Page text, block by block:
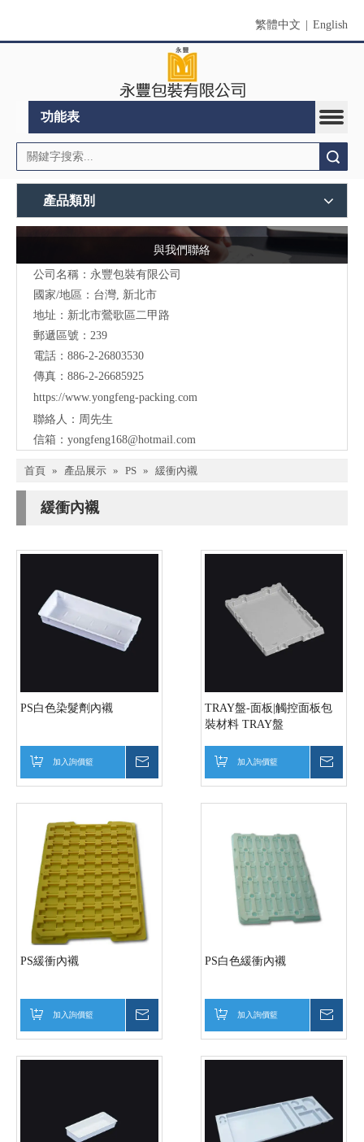
繁體中文 English
功能表
產品類別
與我們聯絡
公司名稱：永豐包裝有限公司
國家/地區：台灣, 新北市
地址：新北市鶯歌區二甲路
郵遞區號：239
電話：886-2-26803530
傳真：886-2-26685925
https://www.yongfeng-packing. com
聯絡人：周先生
信箱： yongfeng168@hotmail.com
首頁 » 產品展示 » PS » 緩衝內襯
緩衝內襯
PS白色染髮劑內襯
加入詢價籃
TRAY盤-面板|觸控面板包
裝材料 TRAY盤
加入詢價籃
PS緩衝內襯
加入詢價籃
PS白色緩衝內襯
加入詢價籃